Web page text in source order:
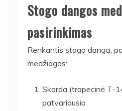
Stogo dangos
pasirinkimas
Renkantis stogo dangą,
medžiagas:
Skarda (trapecinė T-
patvariausia